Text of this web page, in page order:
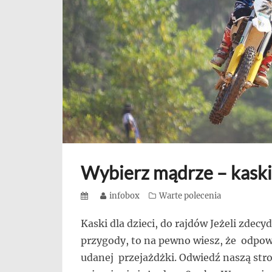
uczą
innych
przedsiębiorczości
Wybierz mądrze –
PostedAuthor
infobox Categories
Warte polecenia
Kaski dla dzieci, do rajdów Jeżeli
przygody, to na pewno wiesz, że
udanej przejażdżki. Odwiedź naszą